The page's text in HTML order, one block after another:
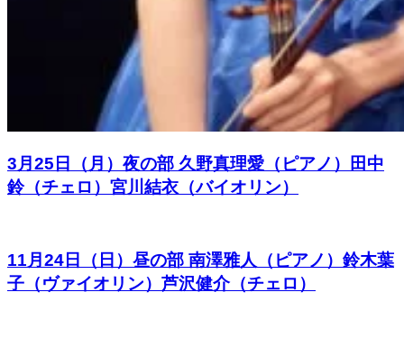
3月25日（月）夜の部 久野真理愛（ピアノ）田中
鈴（チェロ）宮川結衣（バイオリン）
11月24日（日）昼の部 南澤雅人（ピアノ）鈴木葉
子（ヴァイオリン）芦沢健介（チェロ）